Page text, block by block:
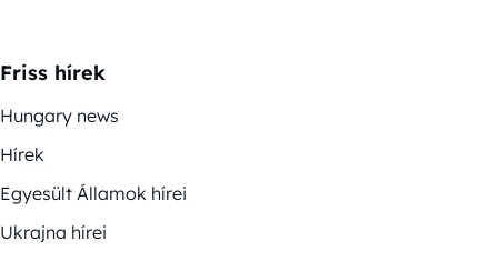
Friss hírek
Hungary news
Hírek
Egyesült Államok hírei
Ukrajna hírei